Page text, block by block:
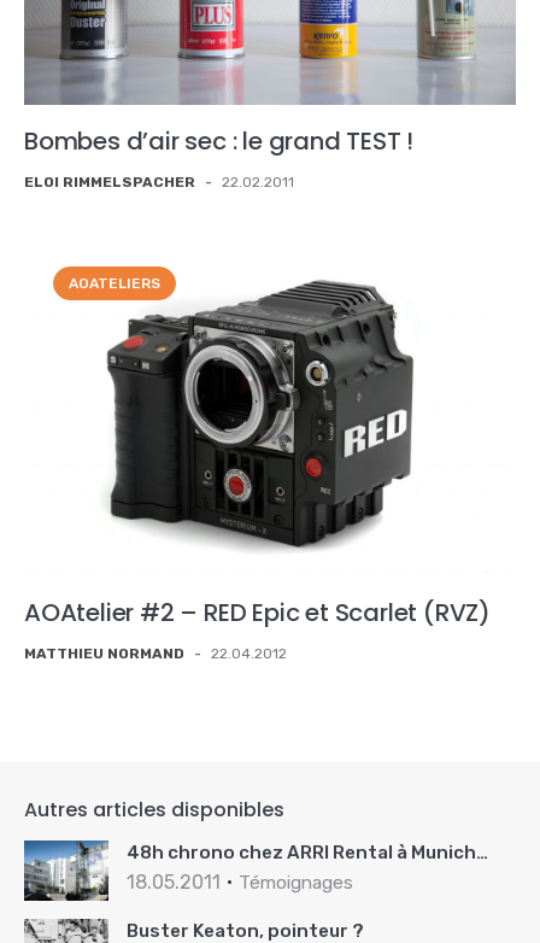
Bombes d’air sec : le grand TEST !
ELOI RIMMELSPACHER - 22.02.2011
AOATELIERS
AOAtelier #2 – RED Epic et Scarlet (RVZ)
MATTHIEU NORMAND - 22.04.2012
Autres articles disponibles
48h chrono chez ARRI Rental à Munich…
18.05.2011 Témoignages
Buster Keaton, pointeur ?